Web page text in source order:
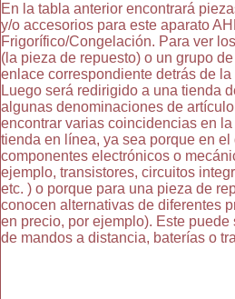
En la tabla anterior encontrará
y/o accesorios para este aparato
Frigorífico/Congelación. Para ver
(la pieza de repuesto) o un grupo
enlace correspondiente detrás de
Luego será redirigido a una tienda
algunas denominaciones de
encontrar varias coincidencias en
tienda en línea, ya sea porque en
componentes electrónicos o
ejemplo, transistores, circuitos
etc. ) o porque para una pieza de
conocen alternativas de diferentes
en precio, por ejemplo). Este puede
de mandos a distancia, baterías o